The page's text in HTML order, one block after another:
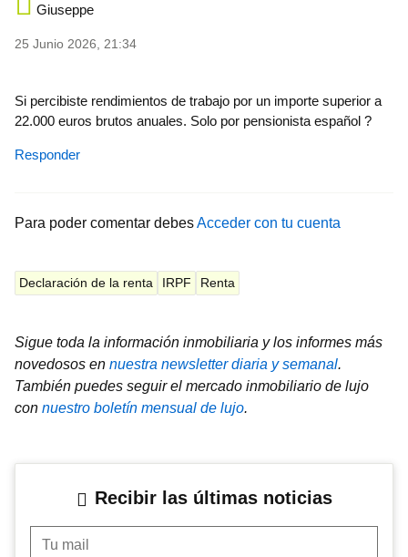
Giuseppe
25 Junio 2026, 21:34
Si percibiste rendimientos de trabajo por un importe superior a
22.000 euros brutos anuales. Solo por pensionista español ?
Responder
Para poder comentar debesAcceder con tu cuenta
Declaración de la renta IRPF Renta
Sigue toda la información inmobiliaria y los informes más
novedosos en nuestra newsletter diaria y semanal.
También puedes seguir el mercado inmobiliario de lujo
con nuestro boletín mensual de lujo.
Recibir las últimas noticias
Tu mail